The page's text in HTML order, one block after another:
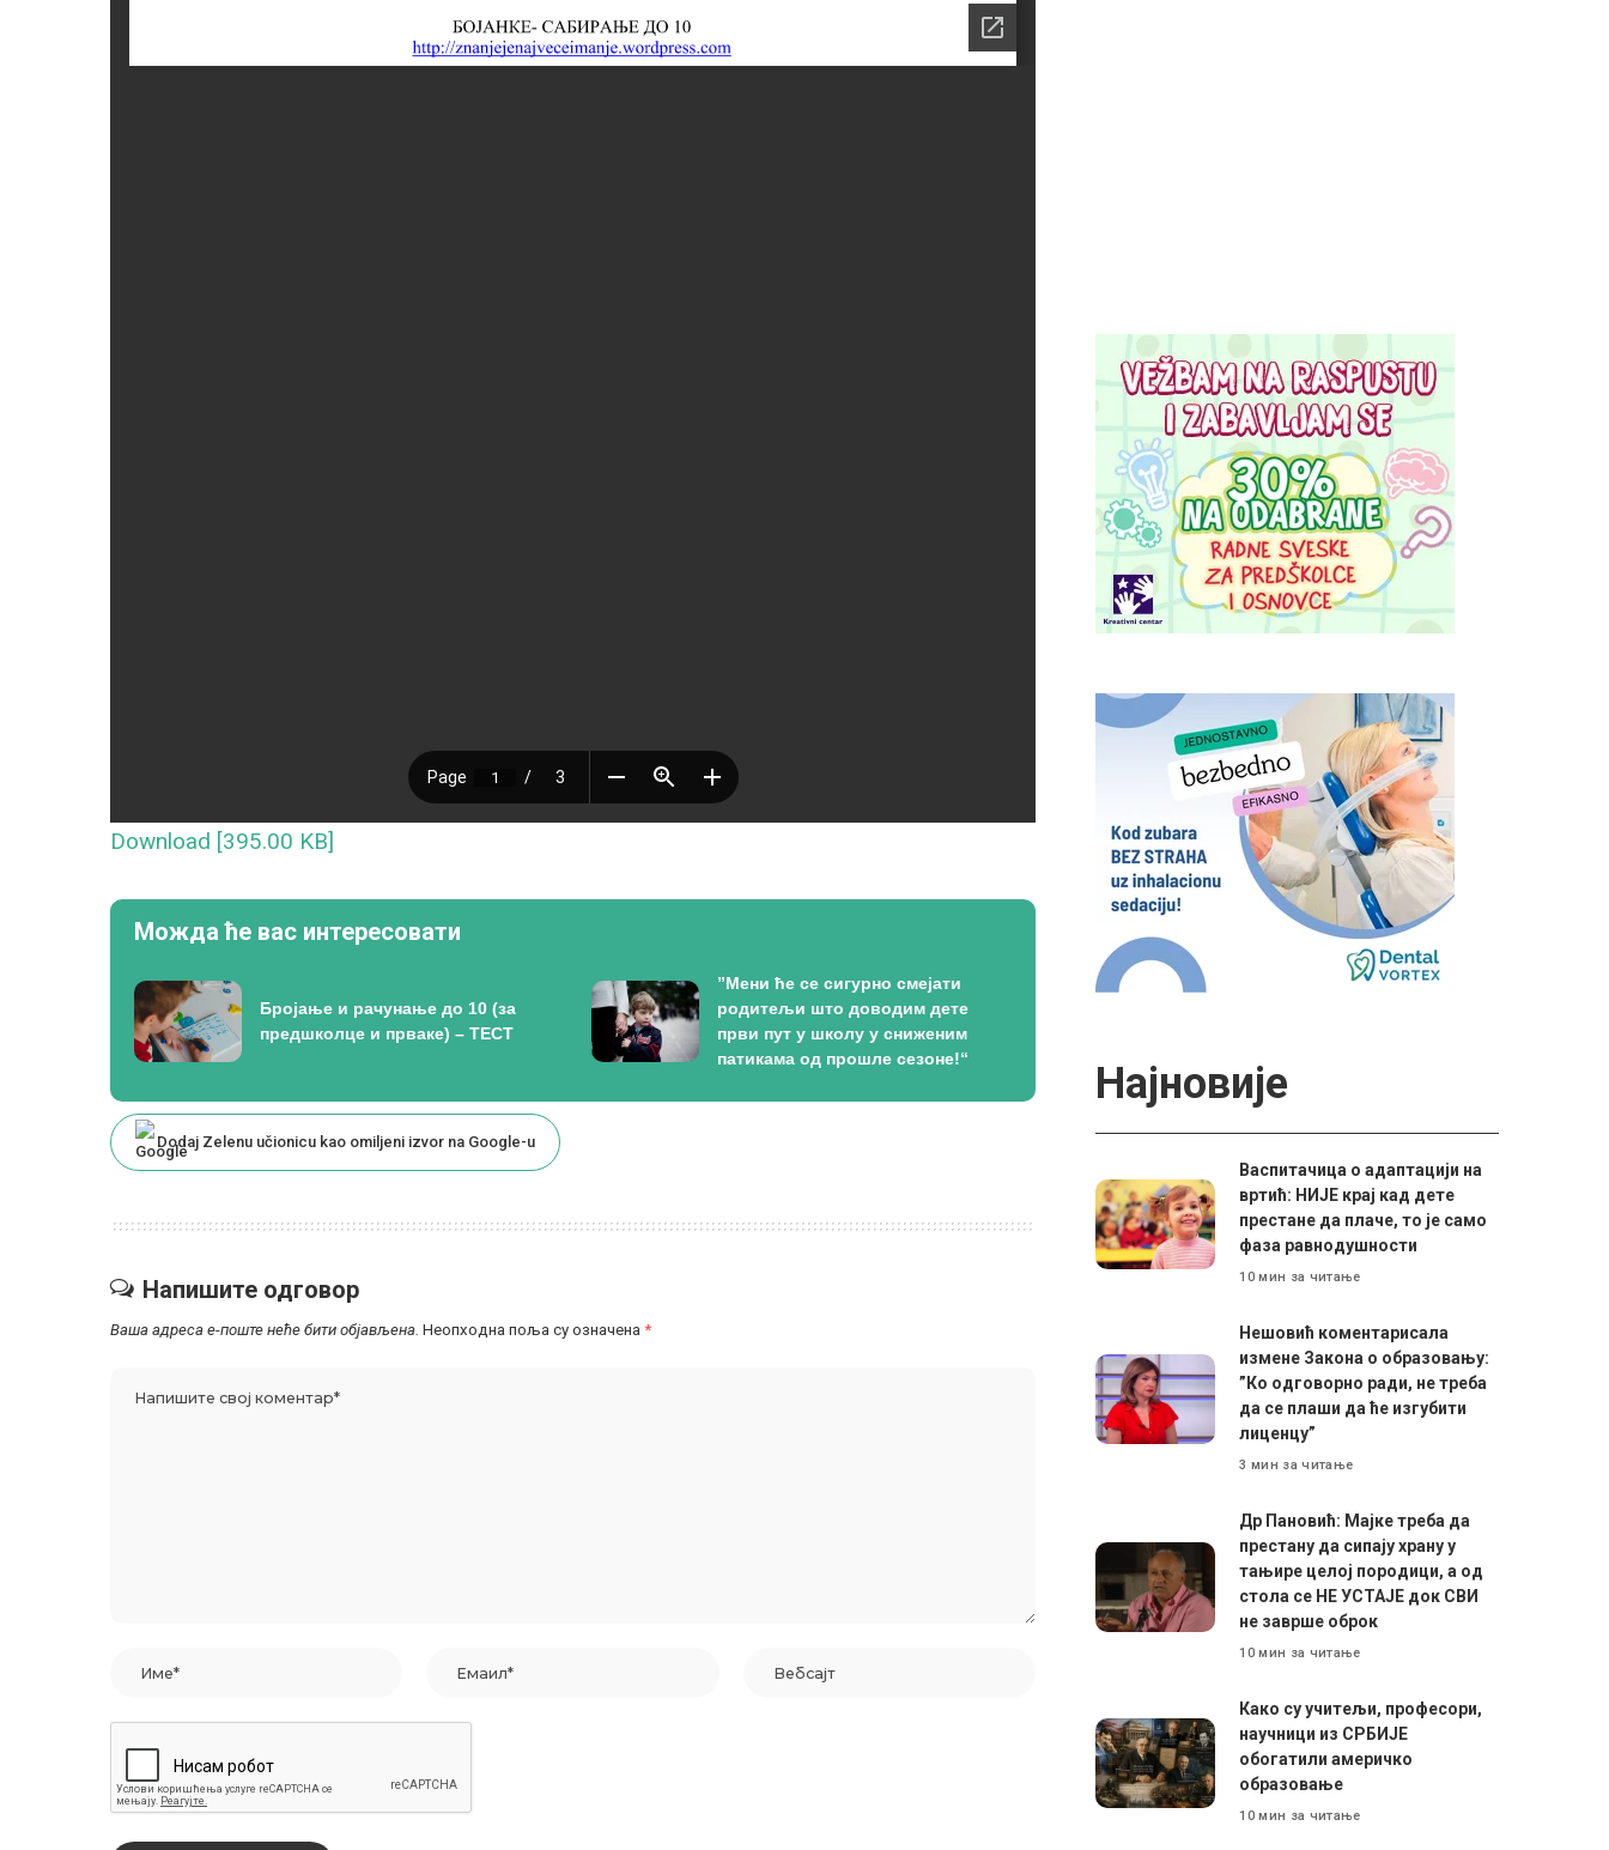
Download [395.00 KB]
Можда ће вас интересовати
Бројање и рачунање до 10 (за
предшколце и прваке) – ТЕСТ
”Мени ће се сигурно смејати
родитељи што доводим дете
први пут у школу у сниженим
патикама од прошле сезоне!“
Dodaj Zelenu učionicu kao omiljeni izvor na Google-u
Напишите одговор
Ваша адреса е-поште неће бити објављена. Неопходна поља су означена *
Најновије
Васпитачица о адаптацији на
вртић: НИЈЕ крај кад дете
престане да плаче, то је само
фаза равнодушности
10 мин за читање
Нешовић коментарисала
измене Закона о образовању:
”Ко одговорно ради, не треба
да се плаши да ће изгубити
лиценцу”
3 мин за читање
Др Пановић: Мајке треба да
престану да сипају храну у
тањире целој породици, а од
стола се НЕ УСТАЈЕ док СВИ
не заврше оброк
10 мин за читање
Како су учитељи, професори,
научници из СРБИЈЕ
обогатили америчко
образовање
10 мин за читање